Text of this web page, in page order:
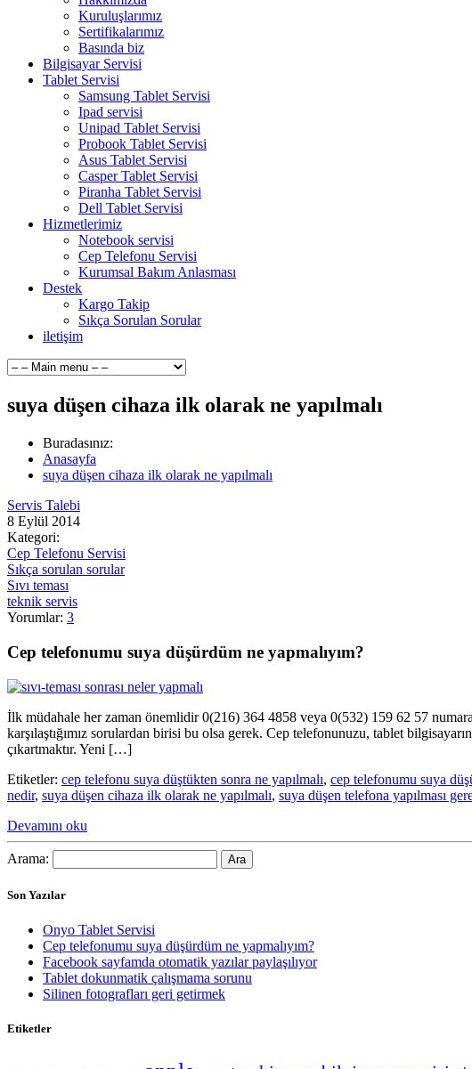
Kuruluşlarımız
Sertifikalarımız
Basında biz
Bilgisayar Servisi
Tablet Servisi
Samsung Tablet Servisi
Ipad servisi
Unipad Tablet Servisi
Probook Tablet Servisi
Asus Tablet Servisi
Casper Tablet Servisi
Piranha Tablet Servisi
Dell Tablet Servisi
Hizmetlerimiz
Notebook servisi
Cep Telefonu Servisi
Kurumsal Bakım Anlasması
Destek
Kargo Takip
Sıkça Sorulan Sorular
iletişim
suya düşen cihaza ilk olarak ne yapılmalı
Buradasınız:
Anasayfa
suya düşen cihaza ilk olarak ne yapılmalı
Servis Talebi
8 Eylül 2014
Kategori:
Cep Telefonu Servisi
Sıkça sorulan sorular
Sıvı teması
teknik servis
Yorumlar: 3
Cep telefonumu suya düşürdüm ne yapmalıyım?
İlk müdahale her zaman önemlidir 0(216) 364 4858 veya 0(532) 159 62 57
karşılaştığımız sorulardan birisi bu olsa gerek. Cep telefonunuzu, tablet
çıkartmaktır. Yeni […]
Etiketler: cep telefonu suya düştükten sonra ne yapılmalı, cep telefonumu suya
nedir, suya düşen cihaza ilk olarak ne yapılmalı, suya düşen telefona yapılması
Devamını oku
Arama:
Son Yazılar
Onyo Tablet Servisi
Cep telefonumu suya düşürdüm ne yapmalıyım?
Facebook sayfamda otomatik yazılar paylaşılıyor
Tablet dokunmatik çalışmama sorunu
Silinen fotografları geri getirmek
Etiketler